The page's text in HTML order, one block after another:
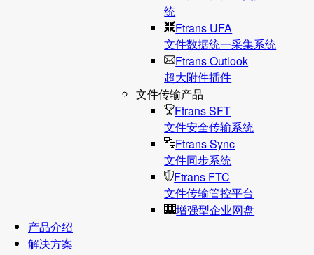
统
Ftrans UFA
文件数据统⼀采集系统
Ftrans Outlook
超大附件插件
文件传输产品
Ftrans SFT
文件安全传输系统
Ftrans Sync
文件同步系统
Ftrans FTC
文件传输管控平台
增强型企业网盘
产品介绍
解决方案